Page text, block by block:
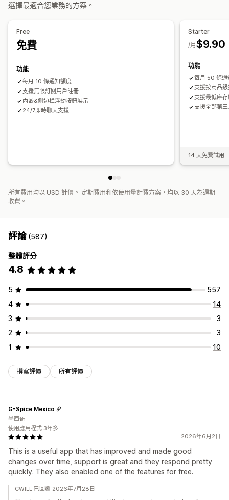
分析與報告
選擇最適合您業務的方案。
Free
免費
功能
每月 10 條通知額度
支援無限訂閱用戶註冊
內嵌&侧边栏浮動按鈕展示
24/7即時聊天支援
Starter
$9.90
/月
功能
每月 50 條通
支援按商品
支援最低庫
支援全部第
14 天免費試用
所有費用均以 USD 計價。 定期費用和依使用量計費方案，均以 30 天為週期
收費。
評論(587)
整體評分
4.8
5
557
4
14
3
3
2
3
1
10
撰寫評價 所有評價
2026年6月2日
This is a useful app that has improved and made good
changes over time, support is great and they respond pretty
quickly. They also enabled one of the features for free.
G-Spice Mexico
墨西哥
使用應用程式 3年多
CWILL 已回覆 2026年7月28日